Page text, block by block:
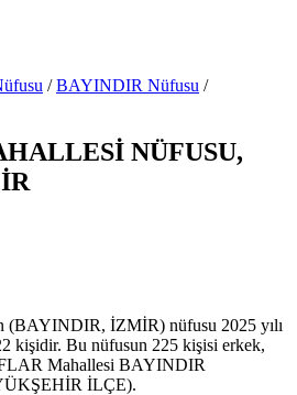
/ BAYINDIR Nüfusu /
NÜFUSU,
İZMİR) nüfusu 2025 yılı
kişidir. Bu nüfusun 225 kişisi erkek,
Mahallesi BAYINDIR
İLÇE).